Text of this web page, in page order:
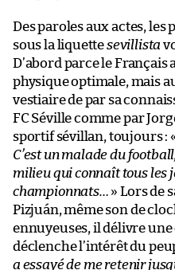
Des paroles aux actes, les
sous la liquettesevillista
D’abord parce le
physique optimale, mais
vestiaire de par sa
FC Séville comme par
sportif sévillan, toujours :
C’est un malade du
milieu qui connaît tous les
championnats… » Lors de
Pizjuán, même son de
ennuyeuses, il délivre
déclenche l’intérêt du
a essayé de me retenir